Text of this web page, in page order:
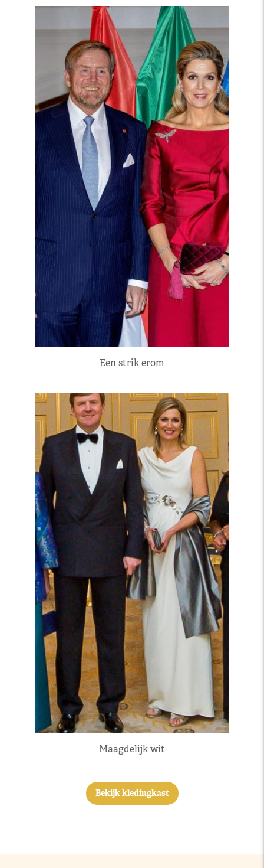
Een strik erom
Maagdelijk wit
Bekijk kledingkast